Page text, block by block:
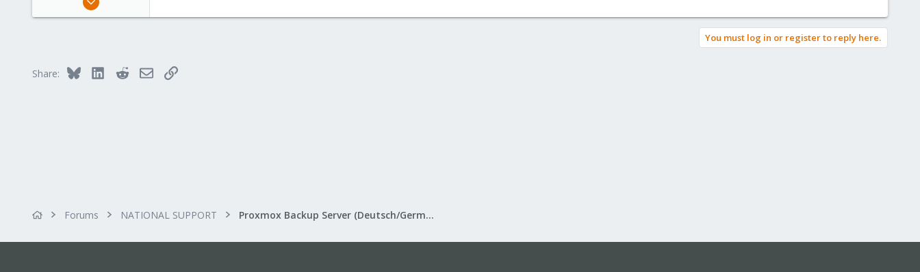
You must log in or register to reply here.
Share: Bluesky LinkedInRedditEmailLink
Forums NATIONAL SUPPORT Proxmox Backup Server (Deutsch/German)